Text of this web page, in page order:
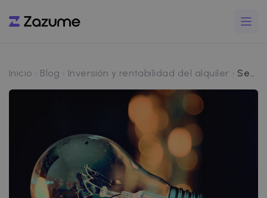
Inicio Blog Inversión y rentabilidad del alquiler Servicios impagados en un alquiler, ¿puedo compensar con la fianza?